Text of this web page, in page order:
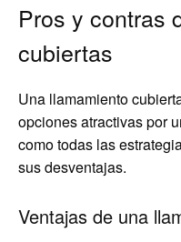
Pros y contras
cubiertas
Una llamamiento
opciones atractivas por
como todas las
sus desventajas.
Ventajas de una